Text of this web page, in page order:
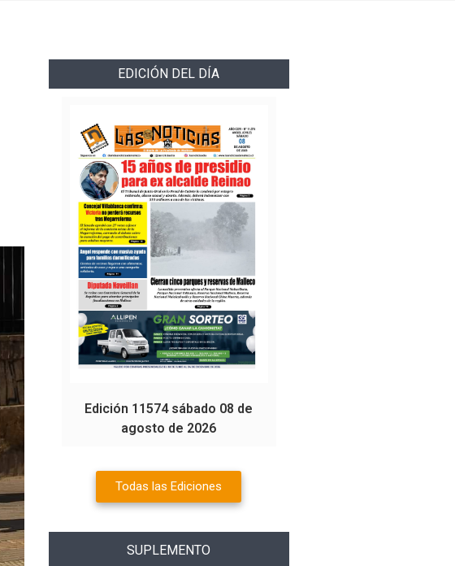
EDICIÓN DEL DÍA
Edición 11574 sábado 08 de
agosto de 2026
Todas las Ediciones
SUPLEMENTO